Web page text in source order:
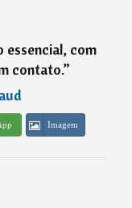
essencial, com
contato.”
Imagem